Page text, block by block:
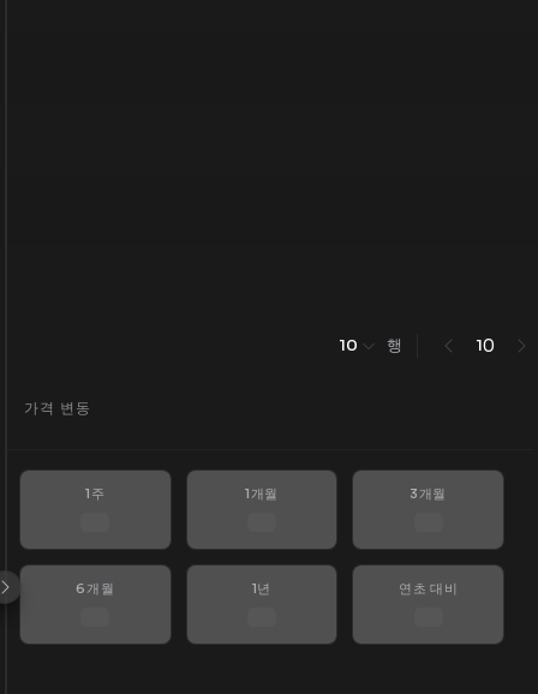
10 행 10
가격 변동
1주 1개월 3개월
6개월 1년 연초 대비